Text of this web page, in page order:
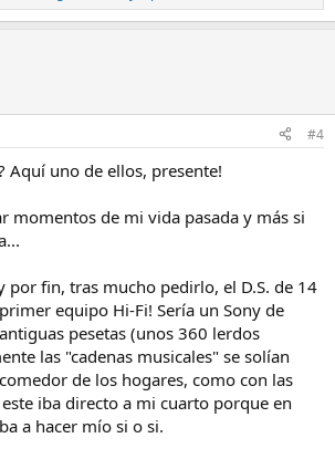
#4
Aquí uno de ellos, presente!
momentos de mi vida pasada y más si
por fin, tras mucho pedirlo, el D.S. de 14
equipo Hi-Fi! Sería un Sony de
pesetas (unos 360 lerdos
las "cadenas musicales" se solían
de los hogares, como con las
iba directo a mi cuarto porque en
a hacer mío si o si.